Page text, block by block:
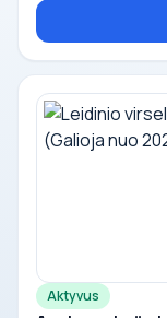
Aktyvus